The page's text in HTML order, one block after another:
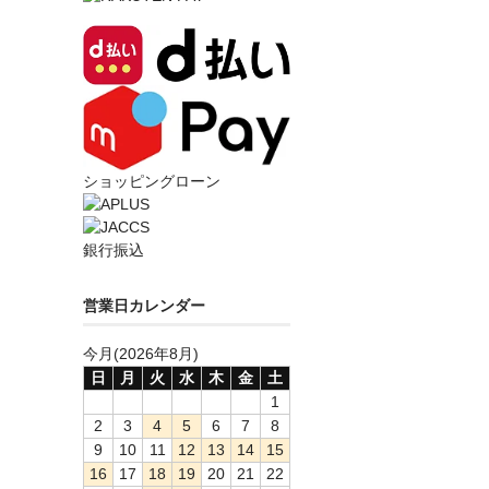
ショッピングローン
銀行振込
営業日カレンダー
今月(2026年8月)
日
月 火 水 木 金
土
1
2
3 4 5 6 7
8
9
10 11 12 13 14
15
16
17 18 19 20 21
22